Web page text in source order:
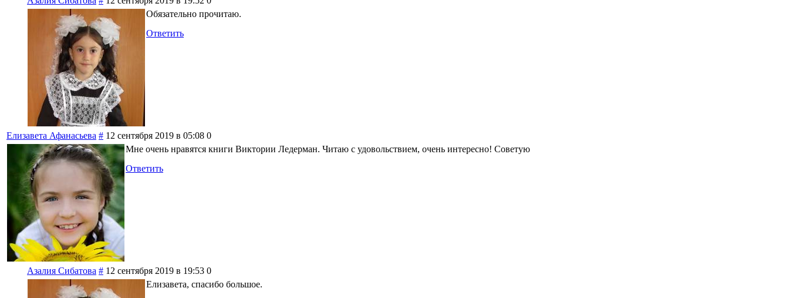
Обязательно прочитаю.
Ответить
Елизавета Афанасьева # 12 сентября 2019 в 05:08 0
Мне очень нравятся книги Виктории Ледерман. Читаю с удовольствием, очень интересно! Советую
Ответить
Азалия Сибатова # 12 сентября 2019 в 19:53 0
Елизавета, спасибо большое.